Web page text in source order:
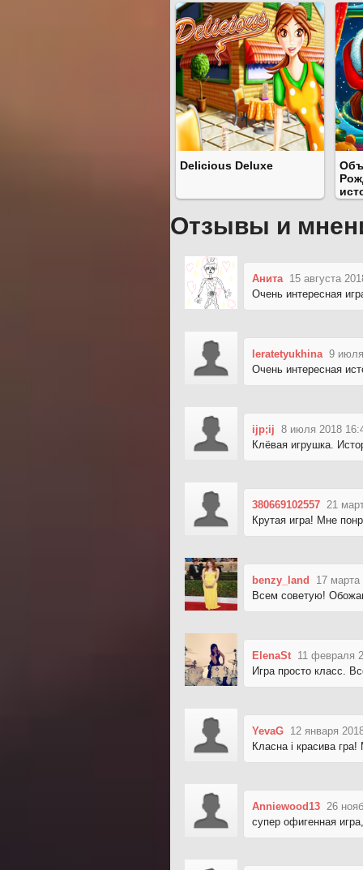
Delicious Deluxe
Отзывы и
Анита 15 августа
Очень интересная
leratetyukhina 9
Очень интересная
ijp;ij 8 июля 2018
Клёвая игрушка.
380669102557 21
Крутая игра! Мне
benzy_land
17 марта
Всем советую!
ElenaSt 11 февраля
Игра просто класс.
YevaG 12 января
Класна і красива
Anniewood13 26
супер офигенная